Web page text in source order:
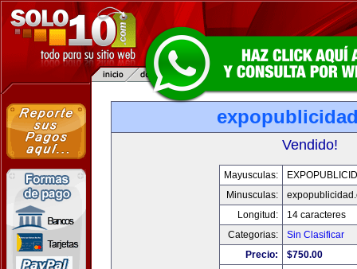
Vendido!
Mayusculas:
Minusculas:
Longitud:
14 caracteres
Categorias:
Sin Clasificar
Precio:
$750.00